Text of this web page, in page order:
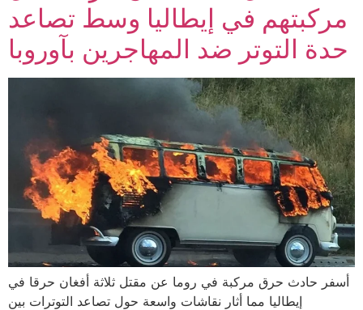
مركبتهم في إيطاليا وسط تصاعد
حدة التوتر ضد المهاجرين بآوروبا
أسفر حادث حرق مركبة في روما عن مقتل ثلاثة أفغان حرقا في
إيطاليا مما أثار نقاشات واسعة حول تصاعد التوترات بين